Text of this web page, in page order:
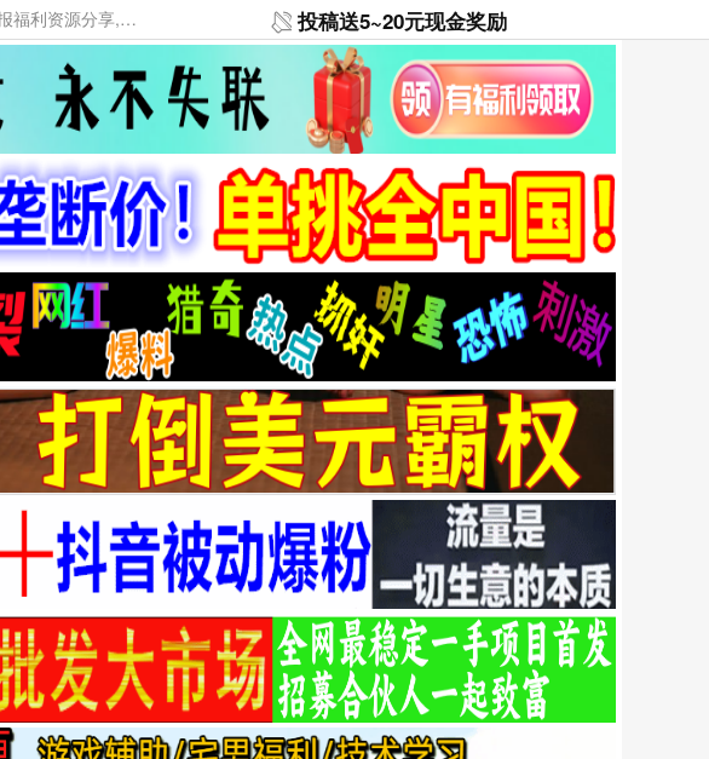
本网站提供资源工具下载，大老表资源工具，大表哥资源网软件工具，大老表资源下载，活动线报福利资源分享,活动线报，大型网游经典游戏，网络热门技术游戏辅助交流与分享。 投稿送5~20元现金奖励